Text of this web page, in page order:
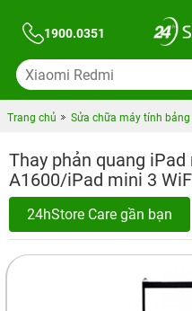
1900.0351
Trang chủ Sửa chữa máy tính bảng
Thay phản quang iPad
A1600/iPad mini 3
24hStore Care gần bạn